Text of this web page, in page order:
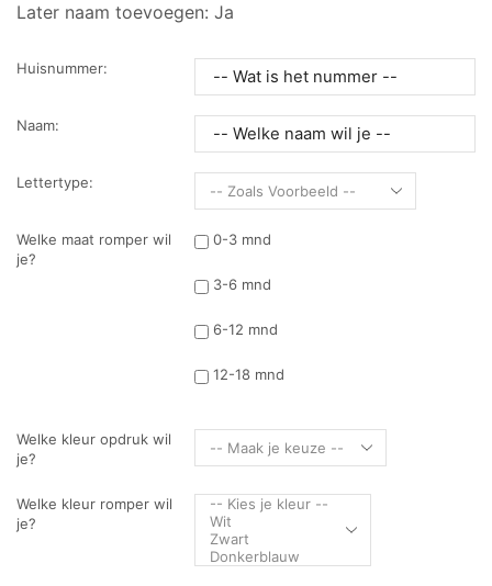
Later naam toevoegen: Ja
Huisnummer:
Naam:
Lettertype:
Welke maat romper wil
je?
0-3 mnd
3-6 mnd
6-12 mnd
12-18 mnd
Welke kleur opdruk wil
je?
Welke kleur romper wil
je?